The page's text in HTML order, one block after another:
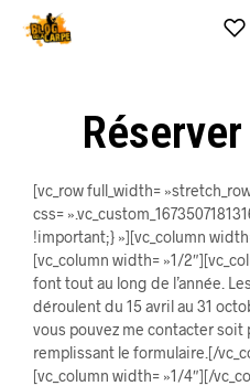
[vc_row full_width=
css=
!important;} »][vc_column
[vc_column width= »1/
font tout au long de l’année.
déroulent du 15 avril au 31
vous pouvez me contacter soit
remplissant le formulaire.[/
[vc_column width= »1/4″][/